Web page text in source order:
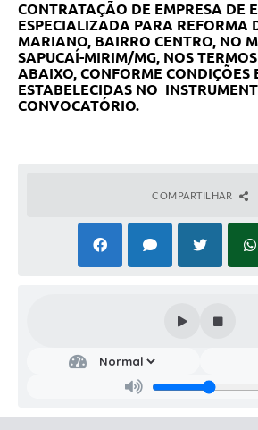
CONTRATAÇÃO DE EMPRESA DE
ESPECIALIZADA PARA REFORMA
MARIANO, BAIRRO CENTRO, NO
SAPUCAÍ-MIRIM/MG, NOS
ABAIXO, CONFORME CONDIÇÕES
ESTABELECIDAS NO
CONVOCATÓRIO.
COMPARTILHAR